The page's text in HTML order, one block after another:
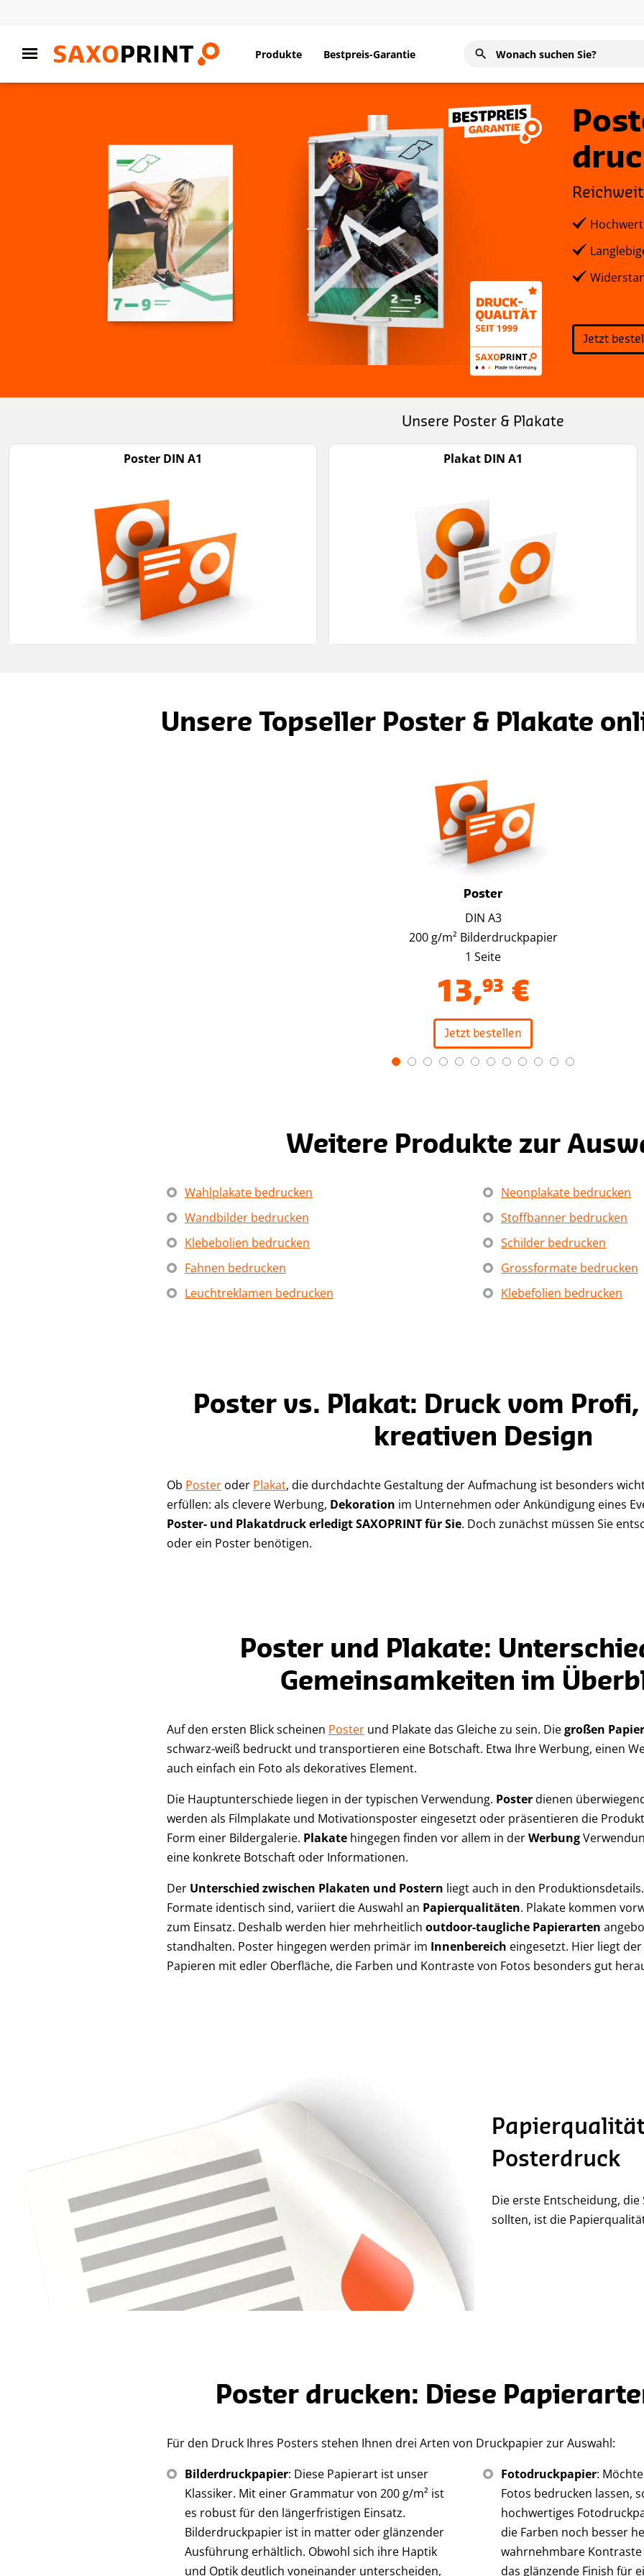
Produkte Bestpreis-Garantie
Jetzt
Unsere Poster & Plakate
Poster DIN A1 Plakat DIN A1
Unsere Topseller Poster & Plakate
Poster
DIN A3
200 g/m² Bilderdruckpapier
1 Seite
13,93 €
Jetzt bestellen
Weitere Produkte zur
Wahlplakate bedrucken
Neonplakate bedrucken
Wandbilder bedrucken
Stoffbanner bedrucken
Klebebolien bedrucken
Schilder bedrucken
Fahnen bedrucken
Grossformate bedrucken
Leuchtreklamen bedrucken
Klebefolien bedrucken
Poster vs. Plakat: Druck vom
kreativen Design
Ob Poster oder Plakat, die durchdachte Gestaltung der Aufmachung ist besonders
erfüllen: als clevere Werbung, Dekoration im Unternehmen oder Ankündigung eines
Poster- und Plakatdruck erledigt SAXOPRINT für Sie. Doch zunächst müssen Sie
oder ein Poster benötigen.
Poster und Plakate:
Gemeinsamkeiten im
Auf den ersten Blick scheinen Poster und Plakate das Gleiche zu sein. Diegroßen
schwarz-weiß bedruckt und transportieren eine Botschaft. Etwa Ihre Werbung, einen
auch einfach ein Foto als dekoratives Element.
Die Hauptunterschiede liegen in der typischen Verwendung. Posterdienen
werden als Filmplakate und Motivationsposter eingesetzt oder präsentieren die
Form einer Bildergalerie. Plakate hingegen finden vor allem in derWerbung
eine konkrete Botschaft oder Informationen.
Der Unterschied zwischen Plakaten und Postern liegt auch in den
Formate identisch sind, variiert die Auswahl an Papierqualitäten. Plakate kommen
zum Einsatz. Deshalb werden hier mehrheitlich outdoor-taugliche Papierarten
standhalten. Poster hingegen werden primär im Innenbereich eingesetzt. Hier liegt
Papieren mit edler Oberfläche, die Farben und Kontraste von Fotos besonders gut
Posterdruck
Die erste Entscheidung,
sollten, ist die
Poster drucken: Diese
Für den Druck Ihres Posters stehen Ihnen drei Arten von Druckpapier zur Auswahl:
Bilderdruckpapier: Diese Papierart ist unser
Klassiker. Mit einer Grammatur von 200 g/m² ist
es robust für den längerfristigen Einsatz.
Bilderdruckpapier ist in matter oder glänzender
Ausführung erhältlich. Obwohl sich ihre Haptik
und Optik deutlich voneinander unterscheiden,
Fotodruckpapier:
Fotos bedrucken lassen,
hochwertiges
die Farben noch besser
wahrnehmbare
das glänzende Finish für